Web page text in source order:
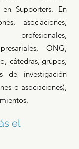
en Supporters. En
asociaciones,
profesionales,
ONG,
cátedras, grupos,
de investigación
o asociaciones),
el